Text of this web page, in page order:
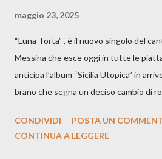
maggio 23, 2025
“Luna Torta” , è il nuovo singolo del
Messina che esce oggi in tutte le
anticipa l’album “Sicilia Utopica” in
brano che segna un deciso cambio di
testo ibrido tra italiano e siciliano, e
CONDIVIDI
POSTA UN
CONTINUA A LEGGERE